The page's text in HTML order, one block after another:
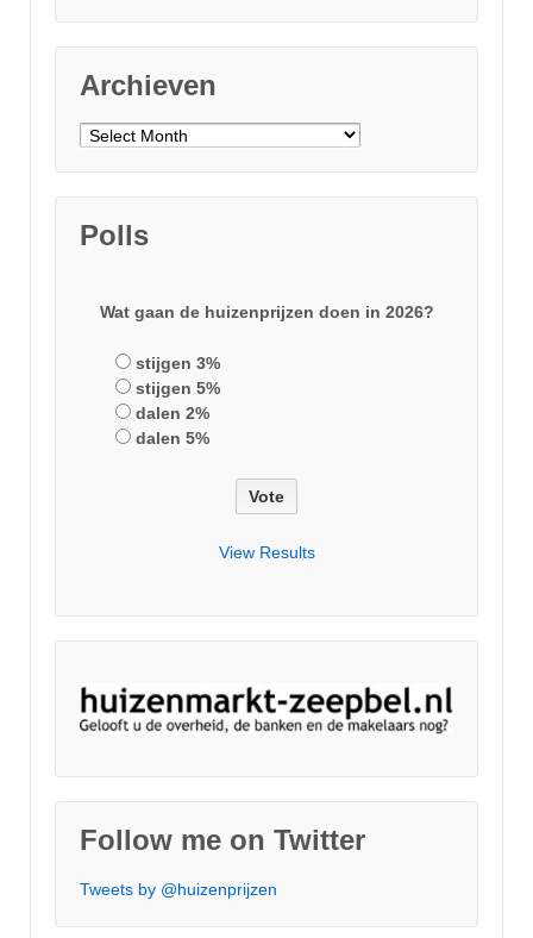
Archieven
Archieven
Polls
Wat gaan de huizenprijzen doen in 2026?
stijgen 3%
stijgen 5%
dalen 2%
dalen 5%
View Results
Follow me on Twitter
Tweets by @huizenprijzen